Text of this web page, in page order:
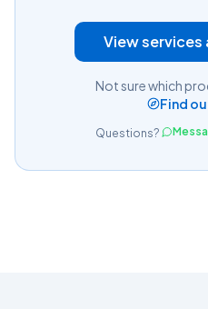
View services
Not sure which
Find
Questions?